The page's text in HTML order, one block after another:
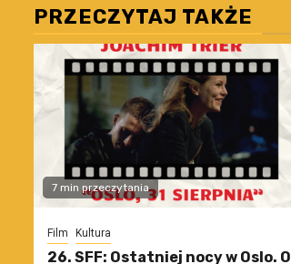
PRZECZYTAJ TAKŻE
7 min przeczytania
Film Kultura
26. SFF: Ostatniej nocy w Oslo. O